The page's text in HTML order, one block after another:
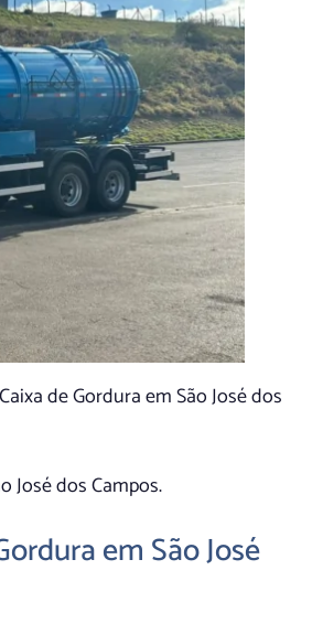
de Gordura em São José dos
José dos Campos.
em São José